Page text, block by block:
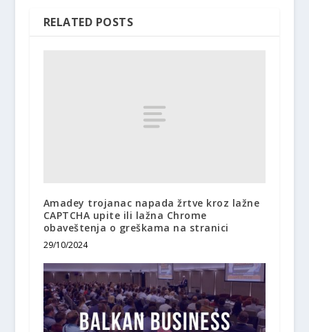
RELATED POSTS
Amadey trojanac napada žrtve kroz lažne
CAPTCHA upite ili lažna Chrome
obaveštenja o greškama na stranici
29/10/2024